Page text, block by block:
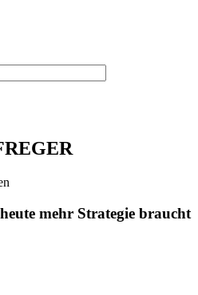
mehr Strategie braucht